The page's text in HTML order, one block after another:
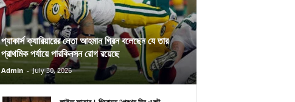
প্যাকার্স ক্যারিয়ারের নেতা আহমান গ্রিন বলেছেন যে তার
প্রাথমিক পর্যায়ে পারকিনসন রোগ রয়েছে
Admin - July 30, 2026